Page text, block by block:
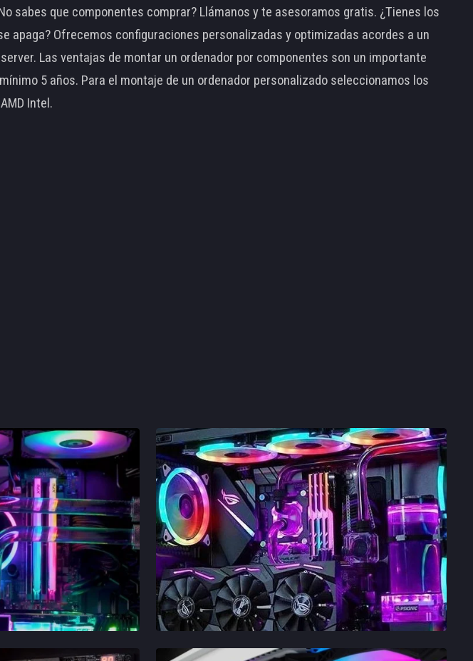
sabes que componentes comprar? Llámanos y te asesoramos gratis. ¿Tienes los
apaga? Ofrecemos configuraciones personalizadas y optimizadas acordes a un
Las ventajas de montar un ordenador por componentes son un importante
5 años. Para el montaje de un ordenador personalizado seleccionamos los
AMD Intel.